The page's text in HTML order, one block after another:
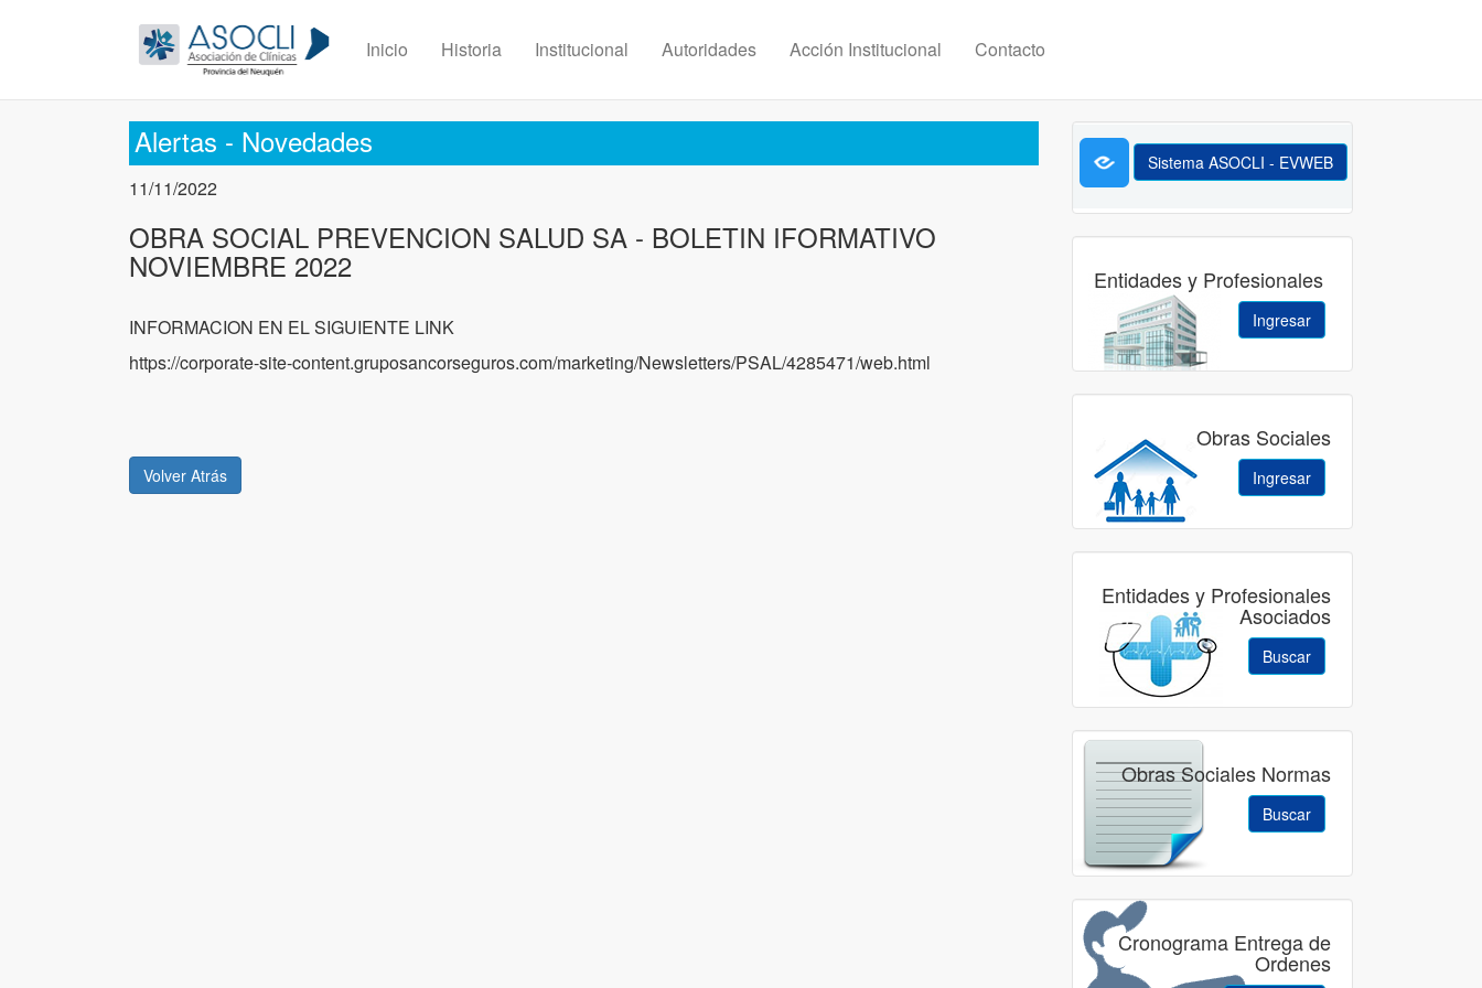
Inicio Historia Institucional Autoridades Acción Institucional Contacto
Alertas - Novedades
11/11/2022
OBRA SOCIAL PREVENCION SALUD SA - BOLETIN IFORMATIVO
NOVIEMBRE 2022
INFORMACION EN EL SIGUIENTE LINK
https://corporate-site-content.gruposancorseguros.com/marketing/Newsletters/PSAL/4285471/web.html
Sistema ASOCLI - EVWEB
Entidades y Profesionales
Ingresar
Obras Sociales
Ingresar
Entidades y Profesionales
Asociados
Buscar
Obras Sociales Normas
Buscar
Cronograma Entrega de
Ordenes